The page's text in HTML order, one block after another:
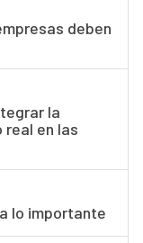
deben
la
en las
lo importante